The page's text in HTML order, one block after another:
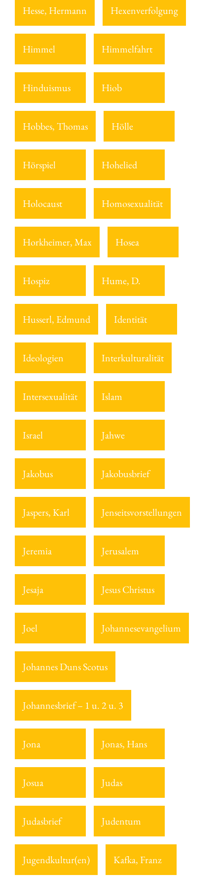
Hesse, Hermann Hexenverfolgung
Himmel Himmelfahrt
Hinduismus Hiob
Hobbes, Thomas Hölle
Hörspiel Hohelied
Holocaust Homosexualität
Horkheimer, Max Hosea
Hospiz Hume, D.
Husserl, Edmund Identität
Ideologien Interkulturalität
Intersexualität Islam
Israel Jahwe
Jakobus Jakobusbrief
Jaspers, Karl Jenseitsvorstellungen
Jeremia Jerusalem
Jesaja Jesus Christus
Joel Johannesevangelium
Johannes Duns Scotus
Johannesbrief – 1 u. 2 u. 3
Jona Jonas, Hans
Josua Judas
Judasbrief Judentum
Jugendkultur(en) Kafka, Franz